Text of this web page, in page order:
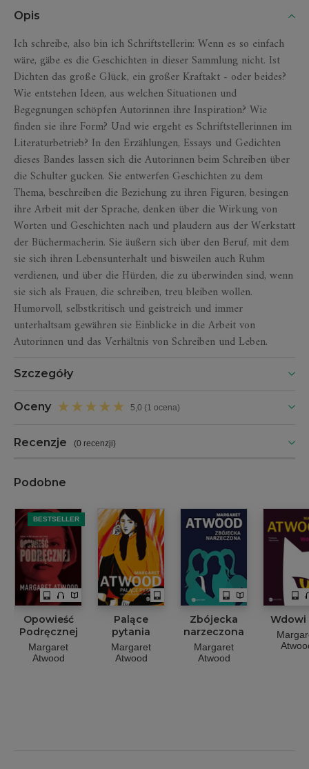
Opis
Ich schreibe, also bin ich Schriftstellerin: Wenn es so einfach
wäre, gäbe es die Geschichten in dieser Sammlung nicht. Ist
Dichten das große Glück, ein großer Kraftakt - oder beides?
Wie entstehen Ideen, aus welchen Situationen und
Begegnungen schöpfen Autorinnen ihre Inspiration? Wie
finden sie ihre Form? Und wie ergeht es Schriftstellerinnen im
Literaturbetrieb? In den Erzählungen, Essays und Gedichten
dieses Bandes lassen sich die Autorinnen beim Schreiben über
die Schulter gucken. Sie entwerfen Geschichten zu dem
Thema, beschreiben die Beziehung zu ihren Figuren, besingen
ihre Arbeit mit der Sprache, denken über die Wirkung von
Worten und Geschichten nach und plaudern aus der Werkstatt
der Büchermacherin. Sie äußern sich über den Beruf, mit dem
sie sich ihren Lebensunterhalt und bisweilen auch Ruhm
verdienen, und über die Hürden, die zu überwinden sind, wenn
sie sich als Frauen, die schreiben, treu bleiben wollen.
Humorvoll, selbstkritisch und geistreich und immer
unterhaltsam gewähren sie Einblicke in die Arbeit von
Autorinnen und das Verhältnis von Schreiben und Leben.
Szczegóły
Oceny 5,0 (1 ocena)
Recenzje (0 recenzji)
Podobne
BESTSELLER
Opowieść
Podręcznej
Margaret
Atwood
Palące
pytania
Margaret
Atwood
Zbójecka
narzeczona
Margaret
Atwood
Wdowi